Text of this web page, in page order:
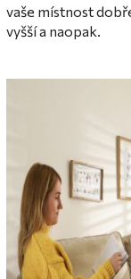
vaše místnost
vyšší a naopak.